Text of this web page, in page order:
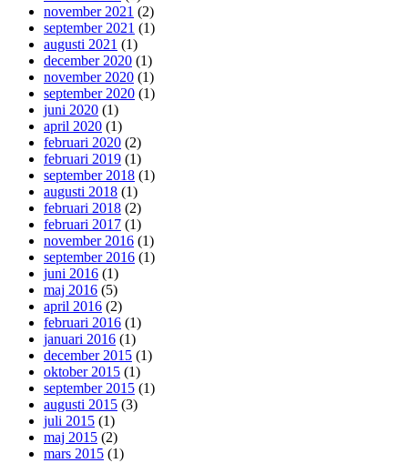
november 2021 (2)
september 2021 (1)
augusti 2021 (1)
december 2020 (1)
november 2020 (1)
september 2020 (1)
juni 2020 (1)
april 2020 (1)
februari 2020 (2)
februari 2019 (1)
september 2018 (1)
augusti 2018 (1)
februari 2018 (2)
februari 2017 (1)
november 2016 (1)
september 2016 (1)
juni 2016 (1)
maj 2016 (5)
april 2016 (2)
februari 2016 (1)
januari 2016 (1)
december 2015 (1)
oktober 2015 (1)
september 2015 (1)
augusti 2015 (3)
juli 2015 (1)
maj 2015 (2)
mars 2015 (1)